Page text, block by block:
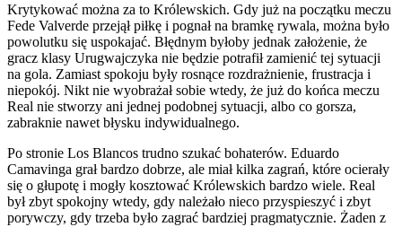
Krytykować można za to Królewskich. Gdy już na początku meczu
Fede Valverde przejął piłkę i pognał na bramkę rywala, można było
powolutku się uspokajać. Błędnym byłoby jednak założenie, że
gracz klasy Urugwajczyka nie będzie potrafił zamienić tej sytuacji
na gola. Zamiast spokoju były rosnące rozdrażnienie, frustracja i
niepokój. Nikt nie wyobrażał sobie wtedy, że już do końca meczu
Real nie stworzy ani jednej podobnej sytuacji, albo co gorsza,
zabraknie nawet błysku indywidualnego.
Po stronie Los Blancos trudno szukać bohaterów. Eduardo
Camavinga grał bardzo dobrze, ale miał kilka zagrań, które ocierały
się o głupotę i mogły kosztować Królewskich bardzo wiele. Real
był zbyt spokojny wtedy, gdy należało nieco przyspieszyć i zbyt
porywczy, gdy trzeba było zagrać bardziej pragmatycznie. Żaden z